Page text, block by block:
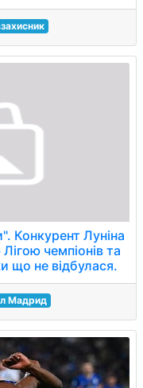
Конкурент Луніна
чемпіонів та
що не відбулася.
Мадрид